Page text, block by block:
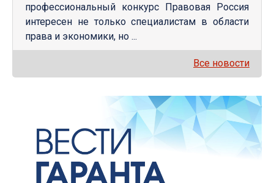
профессиональный конкурс Правовая Россия
интересен не только специалистам в области
права и экономики, но ...
Все новости